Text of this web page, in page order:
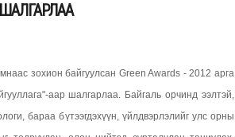
зохион байгуулсан Green Awards - 2012 арга
аар шалгарлаа. Байгаль орчинд ээлтэй,
бараа бүтээгдэхүүн, үйлдвэрлэлийг улс орны